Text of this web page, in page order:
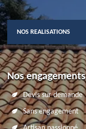
NOS REALISATIONS
Nos engagements
Devis sur demande
Sans engagement